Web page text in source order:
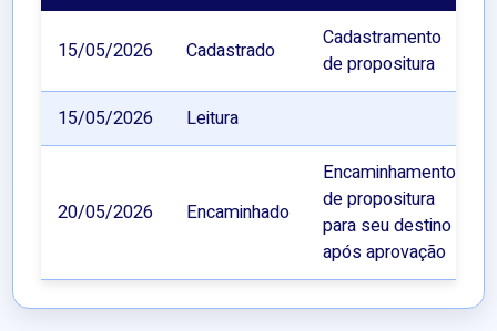
15/05/2026 Cadastrado
Cadastramento
de propositura
15/05/2026 Leitura
20/05/2026 Encaminhado
Encaminhamento
de propositura
para seu destino
após aprovação